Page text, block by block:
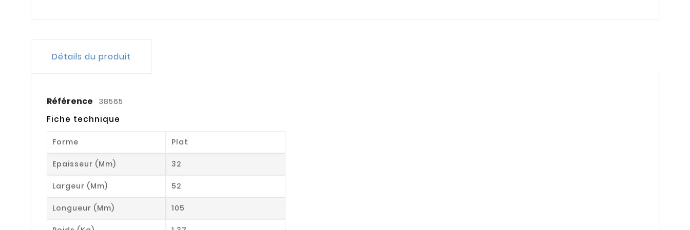
Détails du produit
Référence 38565
Fiche technique
Forme Plat
Epaisseur (mm) 32
Largeur (mm) 52
Longueur (mm) 105